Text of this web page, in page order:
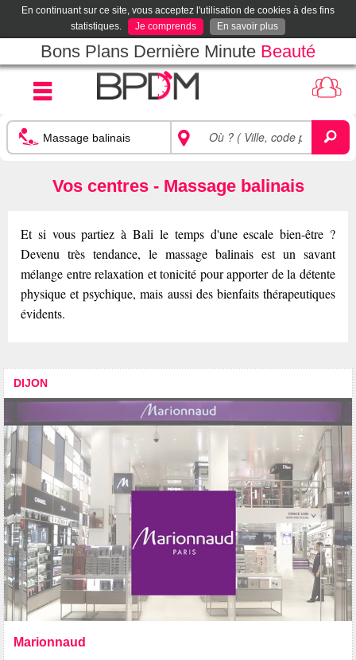
En continuant sur ce site, vous acceptez l'utilisation de cookies à des fins
statistiques.
Je comprends En savoir plus
Bons Plans Dernière Minute Beauté
Vos centres - Massage balinais
Et si vous partiez à Bali le temps d'une escale bien-être ?
Devenu très tendance, le massage balinais est un savant
mélange entre relaxation et tonicité pour apporter de la détente
physique et psychique, mais aussi des bienfaits thérapeutiques
évidents.
DIJON
Marionnaud